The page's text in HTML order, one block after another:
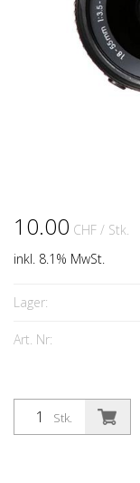
10.00 CHF / Stk.
inkl. 8.1% MwSt.
Lager:
Art. Nr:
Stk.